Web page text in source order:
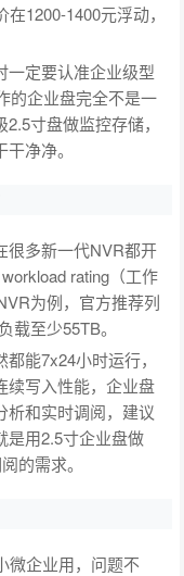
1200-1400元浮动，
一定要认准企业级型
的企业盘完全不是一
寸盘做监控存储，
净净。
很多新一代NVR都开
rating（工作
为例，官方推荐列
至少55TB。
能7x24小时运行，
续写入性能，企业盘
析和实时调阅，建议
是用2.5寸企业盘做
的需求。
微企业用，问题不